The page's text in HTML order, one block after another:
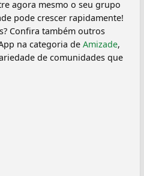
agora mesmo o seu grupo
pode crescer rapidamente!
Confira também outros
na categoria de Amizade,
de comunidades que